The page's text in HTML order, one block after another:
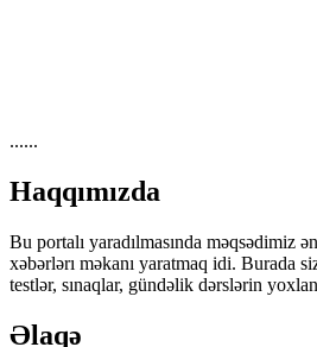
xəbərlərı məkanı yaratmaq idi. Burada
Əlaqə
Azərbaycan, Bakı şəhəri
+994 50 686 86 44